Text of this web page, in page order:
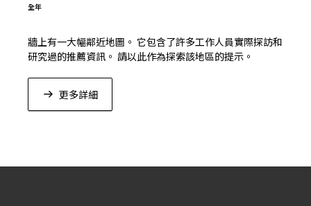
全年
牆上有一大幅鄰近地圖。 它包含了許多工作人員實際探訪和
研究過的推薦資訊。 請以此作為探索該地區的提示。
更多詳細